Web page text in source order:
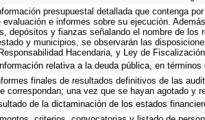
presupuestal detallada que contenga
e informes sobre su ejecución.
depósitos y fianzas señalando el nombre de
y municipios, se observarán las
Hacendaria, y Ley de
relativa a la deuda pública, en
finales de resultados definitivos de las
correspondan; una vez que se hayan agotado y
de la dictaminación de los estados